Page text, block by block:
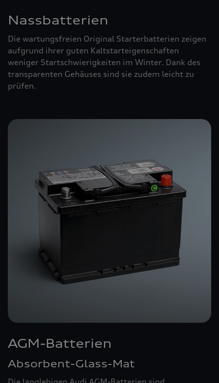
Nassbatterien
Die wartungsfreien Original Starterbatterien zeigen
aufgrund ihrer guten Kaltstarteigenschaften
weniger Startschwierigkeiten im Winter. Dank des
transparenten Gehäuses sind sie zudem leicht zu
prüfen.
AGM-Batterien
Absorbent-Glass-Mat